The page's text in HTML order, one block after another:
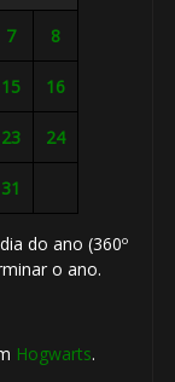
7 8
15 16
23 24
31
do ano (360º
o ano.
Hogwarts.